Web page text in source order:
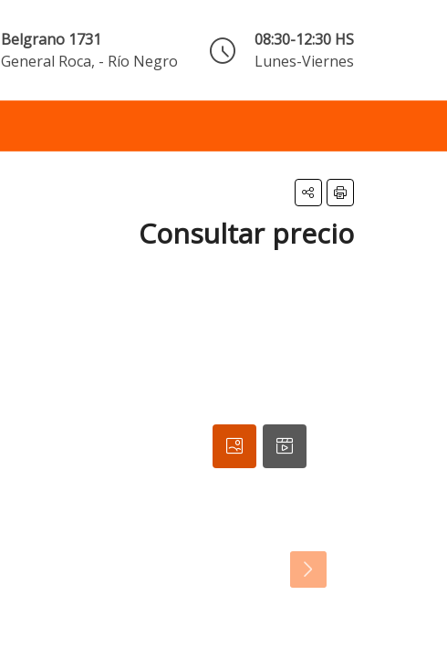
Belgrano 1731
General Roca, - Río Negro
08:30-12:30 HS
Lunes-Viernes
Consultar precio